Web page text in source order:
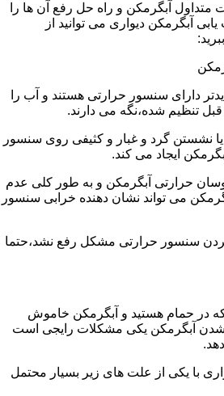
متداول آبگرمکن و راه حل رفع آن ها را
آبگرمکن دیواری می توانید از
دارای سنسور حرارتی هستند و آب را
تنظیم شده،نگه می دارند.
یا نشستن گرد و غبار و کثیفی روی سنسور
ایجاد می کند.
حرارتی آبگرمکن و به طور کلی عدم
می تواند نشان دهنده خرابی سنسور
سنسور حرارتی مشکل رفع نشد،حتما
در حمام هستید و آبگرمکن خاموش
آبگرمکن یکی مشکلات رایجی است
با یکی از علت های زیر بسیار محتمل